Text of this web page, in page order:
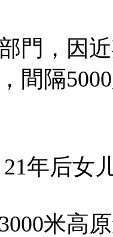
門，因
間隔
年后女
米高